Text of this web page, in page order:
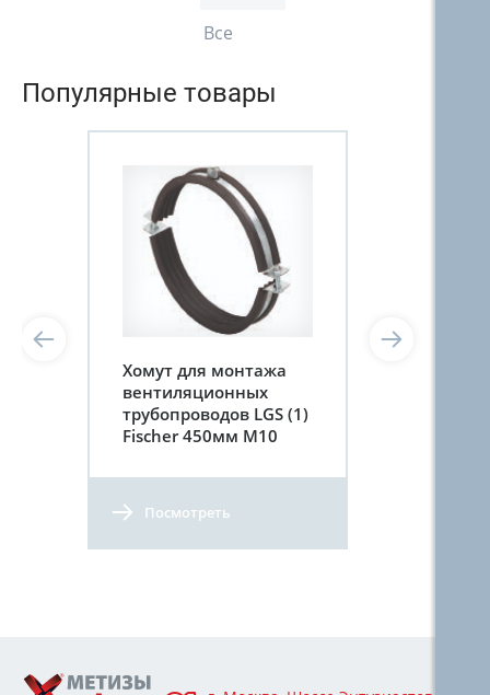
Все
Популярные товары
Хомут для монтажа
вентиляционных
трубопроводов LGS (1)
Fischer 450мм M10
Посмотреть